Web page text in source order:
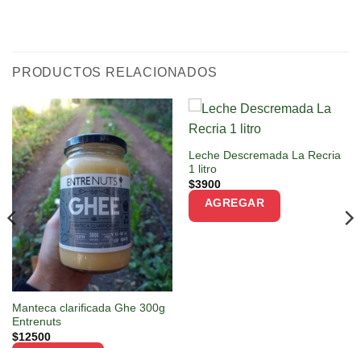
PRODUCTOS RELACIONADOS
Manteca clarificada Ghe 300g
Entrenuts
$12500
Leche Descremada La Recria
1 litro
$3900
AGREGAR